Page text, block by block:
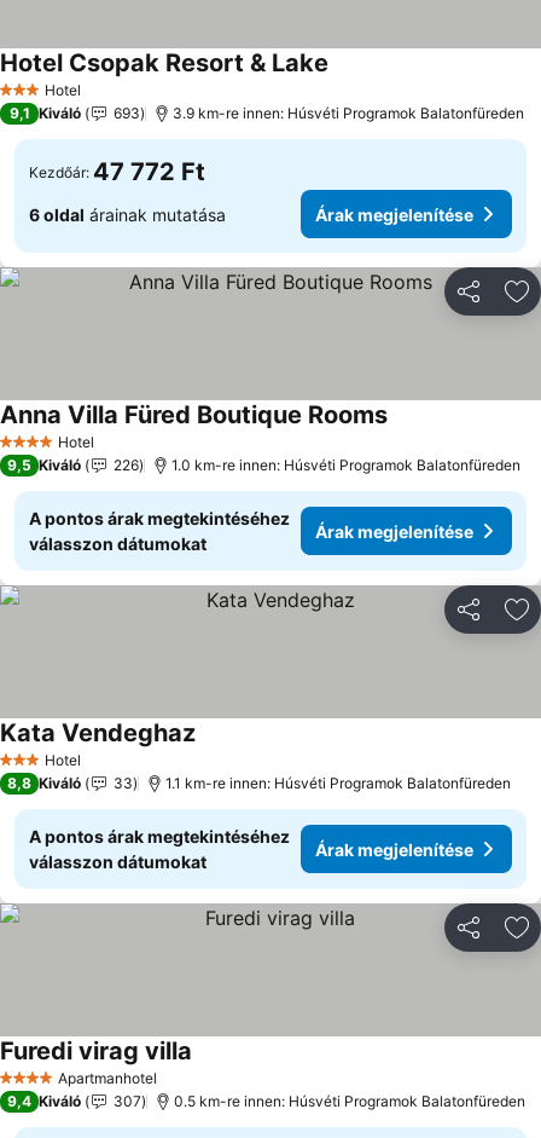
3 Kategória
Hotel
Hotel Csopak Resort & Lake
9,1 Kiváló 693 3.9 km-re innen: Húsvéti Programok Balatonfüreden
Kezdőár: 47 772 Ft
6 oldal árainak mutatása Árak megjelenítése
4 KategóriaHotel
Anna Villa Füred Boutique RoomsÁrak
9,5 Kiváló 226 1.0 km-re innen: Húsvéti Programok Balatonfüreden
A pontos árak megtekintéséhez
válasszon dátumokat
Árak megjelenítése
3 Kategória
Hotel
Kata VendeghazÁrak megjelenítése
8,8 Kiváló 33 1.1 km-re innen: Húsvéti Programok Balatonfüreden
A pontos árak megtekintéséhez
válasszon dátumokat
Árak megjelenítése
4 KategóriaApartmanhotel
Furedi virag villa
9,4 Kiváló 307 0.5 km-re innen: Húsvéti Programok Balatonfüreden